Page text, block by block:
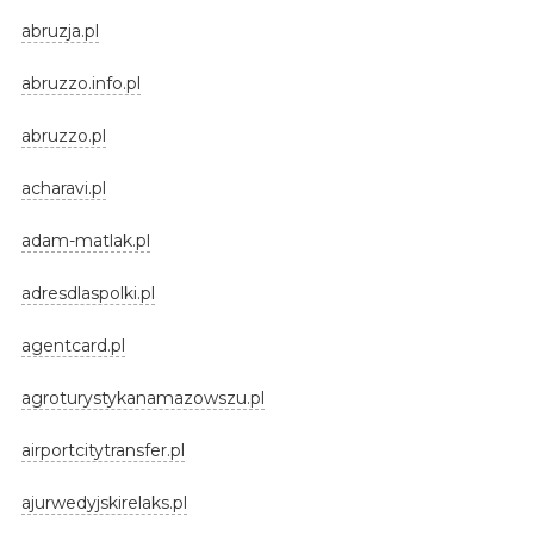
abruzja.pl
abruzzo.info.pl
abruzzo.pl
acharavi.pl
adam-matlak.pl
adresdlaspolki.pl
agentcard.pl
agroturystykanamazowszu.pl
airportcitytransfer.pl
ajurwedyjskirelaks.pl